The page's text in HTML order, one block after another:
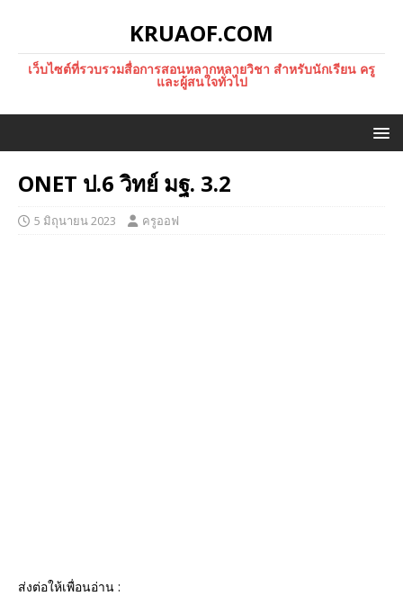
KRUAOF.COM
เว็บไซต์ที่รวบรวมสื่อการสอนหลากหลายวิชา สำหรับนักเรียน ครู
และผู้สนใจทั่วไป
ONET ป.6 วิทย์ มฐ. 3.2
5 มิถุนายน 2023 ครูออฟ
ส่งต่อให้เพื่อนอ่าน :